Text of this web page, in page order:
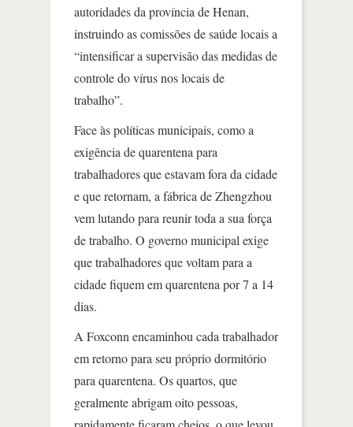
autoridades da província de Henan,
instruindo as comissões de saúde locais a
“intensificar a supervisão das medidas de
controle do vírus nos locais de
trabalho”.
Face às políticas municipais, como a
exigência de quarentena para
trabalhadores que estavam fora da cidade
e que retornam, a fábrica de Zhengzhou
vem lutando para reunir toda a sua força
de trabalho. O governo municipal exige
que trabalhadores que voltam para a
cidade fiquem em quarentena por 7 a 14
dias.
A Foxconn encaminhou cada trabalhador
em retorno para seu próprio dormitório
para quarentena. Os quartos, que
geralmente abrigam oito pessoas,